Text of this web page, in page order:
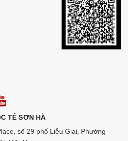
TẾ SƠN HÀ
số 29 phố Liễu Giai, Phường